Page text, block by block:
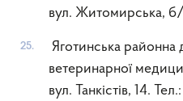
вул. Житомирська,
Яготинська районна
ветеринарної
вул. Танкістів, 14.